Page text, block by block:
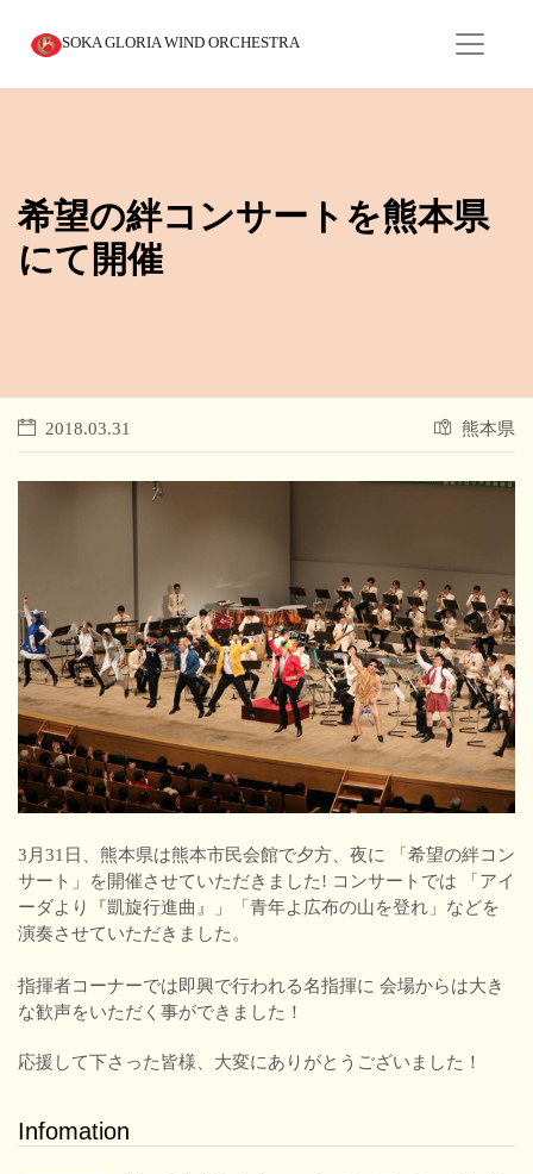
SOKA GLORIA WIND ORCHESTRA
希望の絆コンサートを熊本県
にて開催
2018.03.31 熊本県
3月31日、熊本県は熊本市民会館で夕方、夜に 「希望の絆コン
サート」を開催させていただきました! コンサートでは 「アイ
ーダより『凱旋行進曲』」「青年よ広布の山を登れ」などを
演奏させていただきました。
指揮者コーナーでは即興で行われる名指揮に 会場からは大き
な歓声をいただく事ができました！
応援して下さった皆様、大変にありがとうございました！
Infomation